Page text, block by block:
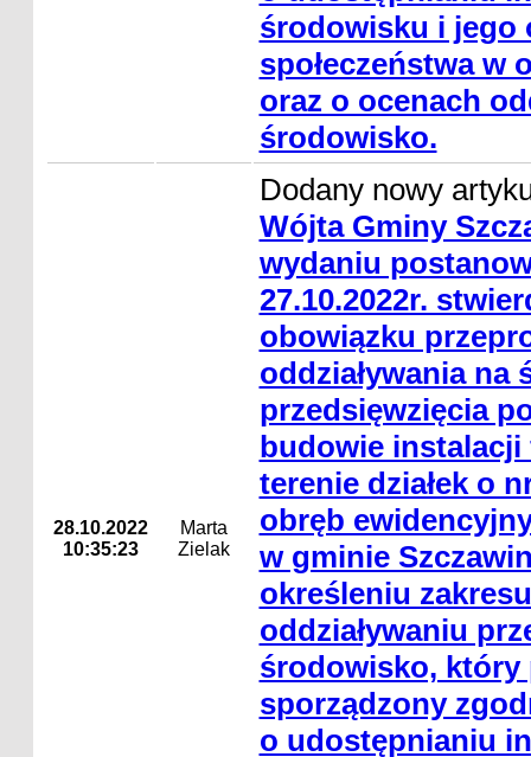
środowisku i jego
społeczeństwa w
oraz o ocenach
środowisko.
28.10.2022
10:35:23
Marta
Zielak
Dodany nowy
Wójta Gminy
wydaniu
27.10.2022r.
obowiązku
oddziaływania na
przedsięwzięcia
budowie
terenie działek o
obręb
w gminie
określeniu
oddziaływaniu
środowisko, który
sporządzony
o udostępnianiu